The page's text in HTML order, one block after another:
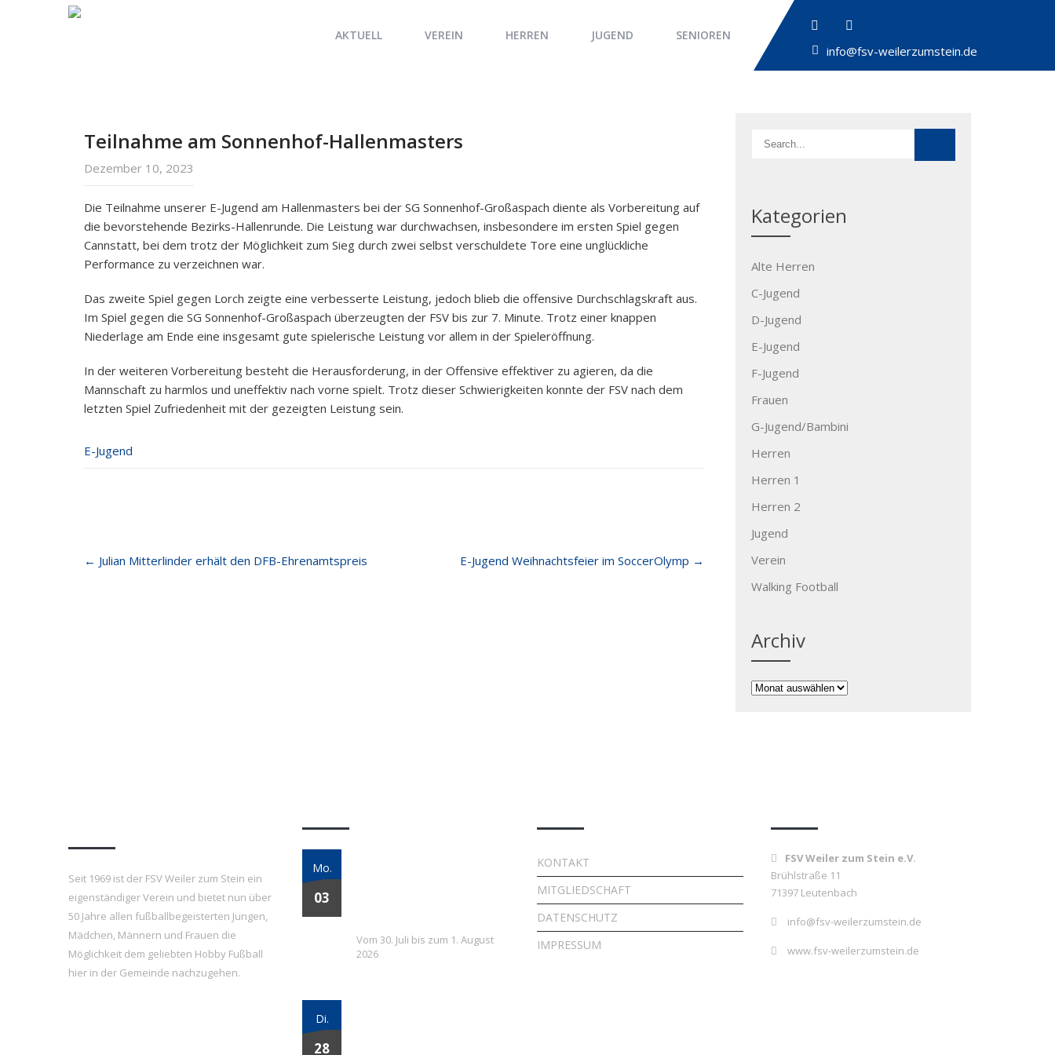
info@fsv-weilerzumstein.de
AKTUELL VEREIN HERREN JUGEND SENIOREN
Teilnahme am Sonnenhof-Hallenmasters
Dezember 10, 2023
Die Teilnahme unserer E-Jugend am Hallenmasters bei der SG Sonnenhof-Großaspach diente als Vorbereitung auf
die bevorstehende Bezirks-Hallenrunde. Die Leistung war durchwachsen, insbesondere im ersten Spiel gegen
Cannstatt, bei dem trotz der Möglichkeit zum Sieg durch zwei selbst verschuldete Tore eine unglückliche
Performance zu verzeichnen war.
Das zweite Spiel gegen Lorch zeigte eine verbesserte Leistung, jedoch blieb die offensive Durchschlagskraft aus.
Im Spiel gegen die SG Sonnenhof-Großaspach überzeugten der FSV bis zur 7. Minute. Trotz einer knappen
Niederlage am Ende eine insgesamt gute spielerische Leistung vor allem in der Spieleröffnung.
In der weiteren Vorbereitung besteht die Herausforderung, in der Offensive effektiver zu agieren, da die
Mannschaft zu harmlos und uneffektiv nach vorne spielt. Trotz dieser Schwierigkeiten konnte der FSV nach dem
letzten Spiel Zufriedenheit mit der gezeigten Leistung sein.
E-Jugend
Post
navigation
← Julian Mitterlinder erhält den DFB-Ehrenamtspreis E-Jugend Weihnachtsfeier im SoccerOlymp →
Kategorien
Alte Herren
C-Jugend
D-Jugend
E-Jugend
F-Jugend
Frauen
G-Jugend/Bambini
Herren
Herren 1
Herren 2
Jugend
Verein
Walking Football
Archiv
Archiv
Seit 1969 ist der FSV Weiler zum Stein ein
eigenständiger Verein und bietet nun über
50 Jahre allen fußballbegeisterten Jungen,
Mädchen, Männern und Frauen die
Möglichkeit dem geliebten Hobby Fußball
hier in der Gemeinde nachzugehen.
Mo.
03
Vom 30. Juli bis zum 1. August
2026
Di.
28
KONTAKT
MITGLIEDSCHAFT
DATENSCHUTZ
IMPRESSUM
FSV Weiler zum Stein e.V.
Brühlstraße 11
71397 Leutenbach
info@fsv-weilerzumstein.de
www.fsv-weilerzumstein.de